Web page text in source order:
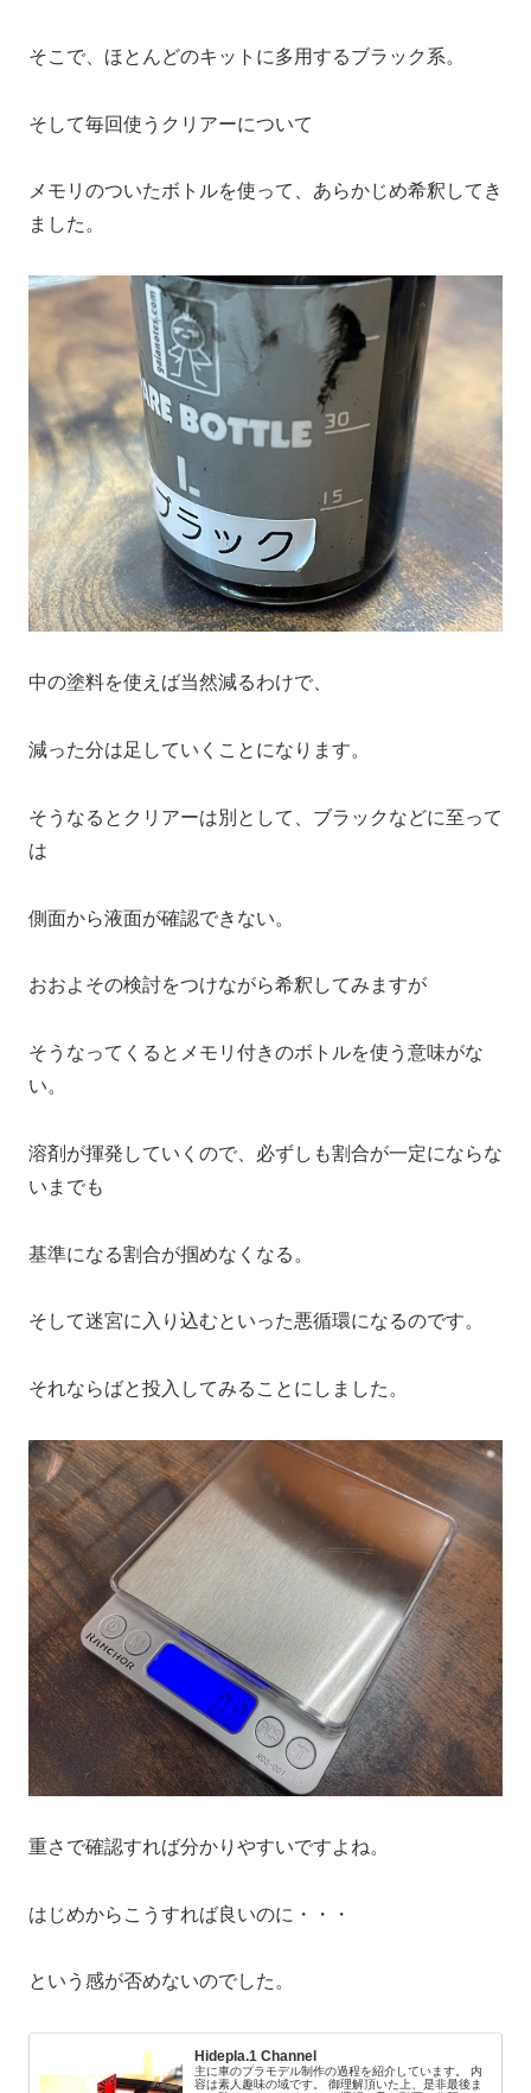
そこで、ほとんどのキットに多用するブラック系。
そして毎回使うクリアーについて
メモリのついたボトルを使って、あらかじめ希釈してき
ました。
中の塗料を使えば当然減るわけで、
減った分は足していくことになります。
そうなるとクリアーは別として、ブラックなどに至って
は
側面から液面が確認できない。
おおよその検討をつけながら希釈してみますが
そうなってくるとメモリ付きのボトルを使う意味がな
い。
溶剤が揮発していくので、必ずしも割合が一定にならな
いまでも
基準になる割合が掴めなくなる。
そして迷宮に入り込むといった悪循環になるのです。
それならばと投入してみることにしました。
重さで確認すれば分かりやすいですよね。
はじめからこうすれば良いのに・・・
という感が否めないのでした。
Hidepla.1 Channel
主に車のプラモデル制作の過程を紹介しています。 内
容は素人趣味の域です。 御理解頂いた上、是非最後ま